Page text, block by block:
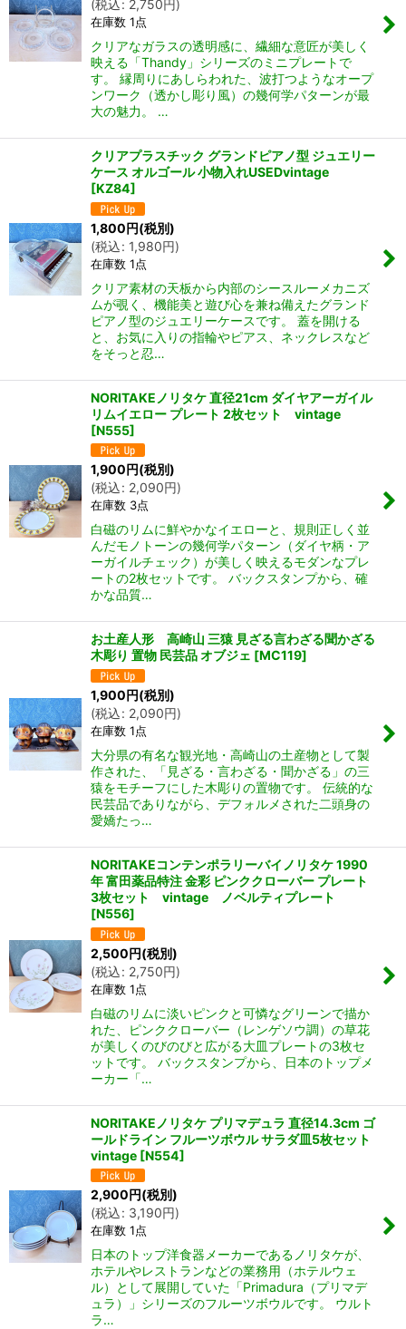
(税込: 2,750円)
在庫数 1点
クリアなガラスの透明感に、繊細な意匠が美しく
映える「Thandy」シリーズのミニプレートで
す。 縁周りにあしらわれた、波打つようなオープ
ンワーク（透かし彫り風）の幾何学パターンが最
大の魅力。 …
クリアプラスチック グランドピアノ型 ジュエリー
ケース オルゴール 小物入れUSEDvintage
[KZ84]
1,800円(税別)
(税込: 1,980円)
在庫数 1点
クリア素材の天板から内部のシースルーメカニズ
ムが覗く、機能美と遊び心を兼ね備えたグランド
ピアノ型のジュエリーケースです。 蓋を開ける
と、お気に入りの指輪やピアス、ネックレスなど
をそっと忍…
NORITAKEノリタケ 直径21cm ダイヤアーガイル
リムイエロー プレート 2枚セット vintage
[N555]
1,900円(税別)
(税込: 2,090円)
在庫数 3点
白磁のリムに鮮やかなイエローと、規則正しく並
んだモノトーンの幾何学パターン（ダイヤ柄・ア
ーガイルチェック）が美しく映えるモダンなプレ
ートの2枚セットです。 バックスタンプから、確
かな品質…
お土産人形 高崎山 三猿 見ざる言わざる聞かざる
木彫り 置物 民芸品 オブジェ [MC119]
1,900円(税別)
(税込: 2,090円)
在庫数 1点
大分県の有名な観光地・高崎山の土産物として製
作された、「見ざる・言わざる・聞かざる」の三
猿をモチーフにした木彫りの置物です。 伝統的な
民芸品でありながら、デフォルメされた二頭身の
愛嬌たっ…
NORITAKEコンテンポラリーバイノリタケ 1990
年 富田薬品特注 金彩 ピンククローバー プレート
3枚セット vintage ノベルティプレート
[N556]
2,500円(税別)
(税込: 2,750円)
在庫数 1点
白磁のリムに淡いピンクと可憐なグリーンで描か
れた、ピンククローバー（レンゲソウ調）の草花
が美しくのびのびと広がる大皿プレートの3枚セ
ットです。 バックスタンプから、日本のトップメ
ーカー「…
NORITAKEノリタケ プリマデュラ 直径14.3cm ゴ
ールドライン フルーツボウル サラダ皿5枚セット
vintage [N554]
2,900円(税別)
(税込: 3,190円)
在庫数 1点
日本のトップ洋食器メーカーであるノリタケが、
ホテルやレストランなどの業務用（ホテルウェ
ル）として展開していた「Primadura（プリマデ
ュラ）」シリーズのフルーツボウルです。 ウルト
ラ…